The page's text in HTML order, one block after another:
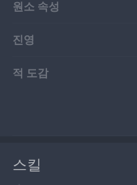
원소 속성
진영
적 도감
스킬